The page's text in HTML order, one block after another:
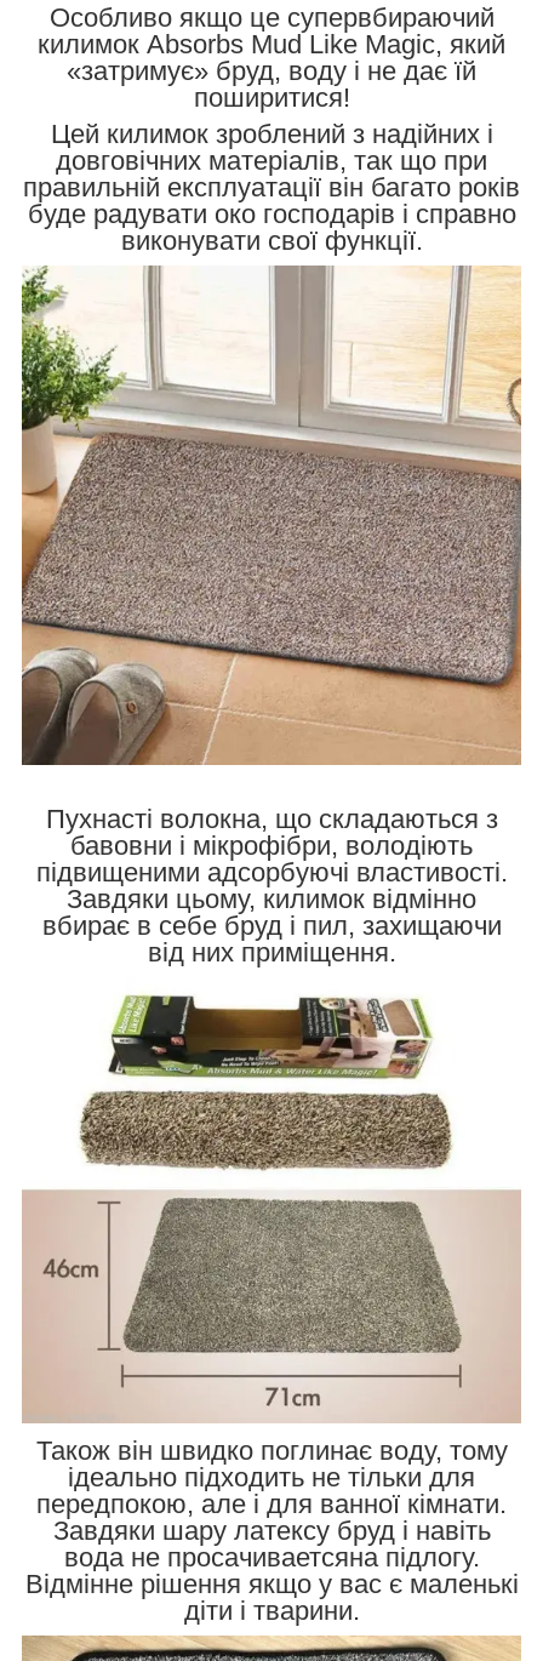
Особливо якщо це супервбираючий
килимок Absorbs Mud Like Magic, який
«затримує» бруд, воду і не дає їй
поширитися!
Цей килимок зроблений з надійних і
довговічних матеріалів, так що при
правильній експлуатації він багато років
буде радувати око господарів і справно
виконувати свої функції.
Пухнасті волокна, що складаються з
бавовни і мікрофібри, володіють
підвищеними адсорбуючі властивості.
Завдяки цьому, килимок відмінно
вбирає в себе бруд і пил, захищаючи
від них приміщення.
Також він швидко поглинає воду, тому
ідеально підходить не тільки для
передпокою, але і для ванної кімнати.
Завдяки шару латексу бруд і навіть
вода не просачиваетсяна підлогу.
Відмінне рішення якщо у вас є маленькі
діти і тварини.